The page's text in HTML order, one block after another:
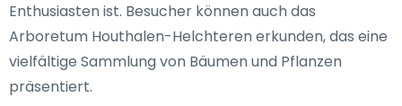
Enthusiasten ist. Besucher können auch das
Arboretum Houthalen-Helchteren erkunden, das eine
vielfältige Sammlung von Bäumen und Pflanzen
präsentiert.